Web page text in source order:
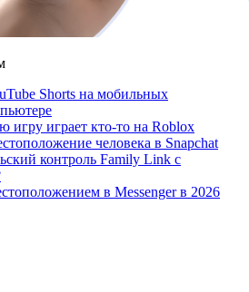
Shorts на мобильных
игру играет кто-то на Roblox
человека в Snapchat
контроль Family Link с
в Messenger в 2026